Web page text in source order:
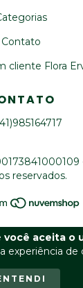
você aceita o
experiência de
Contato
cliente Flora
reservados.